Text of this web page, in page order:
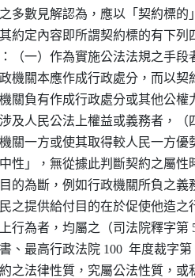
界之多數見解認為，應以「契約標
而其約定內容即所謂契約標的有下
約：（一）作為實施公法法規之手
行政機關本應作成行政處分，而以
政機關負有作成行政處分或其他公
容涉及人民公法上權益或義務者，
政機關一方或使其取得較人民一方
「中性」，無從據此判斷契約之屬
之目的為斷，例如行政機關所負之
人民之提供給付目的在於促使他造
務上行為者，均屬之（司法院釋字第
見書、最高行政法院 100  年度裁字
契約之法律性質，究屬公法性質，